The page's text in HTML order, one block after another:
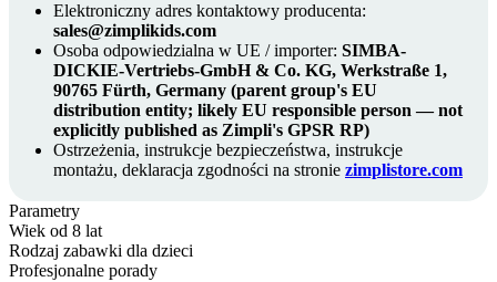
Elektroniczny adres kontaktowy producenta:
sales@zimplikids.com
Osoba odpowiedzialna w UE / importer: SIMBA-
DICKIE-Vertriebs-GmbH & Co. KG, Werkstraße 1,
90765 Fürth, Germany (parent group's EU
distribution entity; likely EU responsible person — not
explicitly published as Zimpli's GPSR RP)
Ostrzeżenia, instrukcje bezpieczeństwa, instrukcje
montażu, deklaracja zgodności na stronie zimplistore.com
Parametry
Wiek od 8 lat
Rodzaj zabawki dla dzieci
Profesjonalne porady